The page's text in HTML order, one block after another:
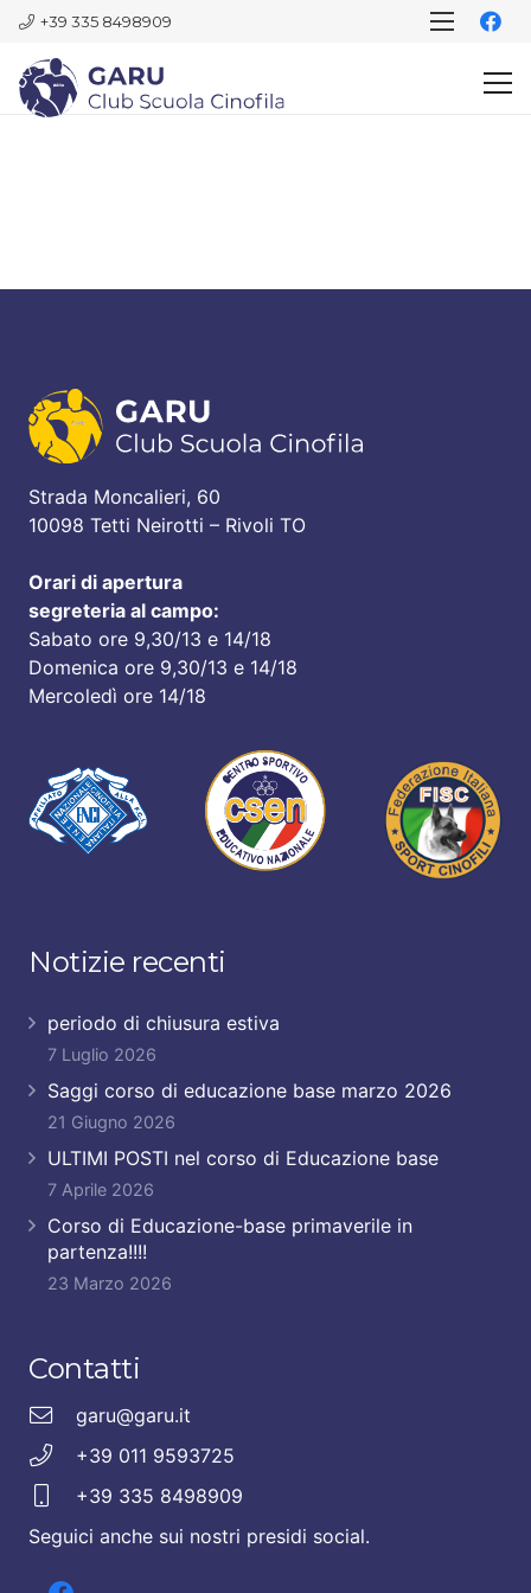
+39 335 8498909
Strada Moncalieri, 60
10098 Tetti Neirotti – Rivoli TO
Orari di apertura
segreteria al campo:
Sabato ore 9,30/13 e 14/18
Domenica ore 9,30/13 e 14/18
Mercoledì ore 14/18
Notizie recenti
periodo di chiusura estiva
7 Luglio 2026
Saggi corso di educazione base marzo 2026
21 Giugno 2026
ULTIMI POSTI nel corso di Educazione base
7 Aprile 2026
Corso di Educazione-base primaverile in
partenza!!!!
23 Marzo 2026
Contatti
garu@garu.it
+39 011 9593725
+39 335 8498909
Seguici anche sui nostri presidi social.